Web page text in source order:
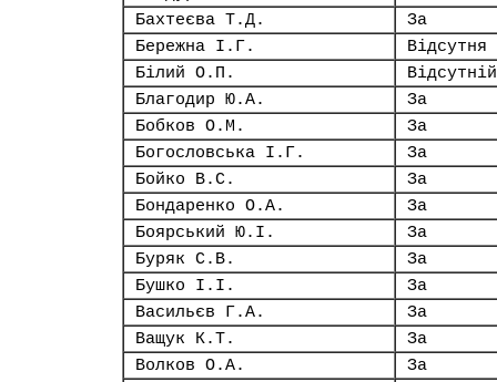
Бахтеєва Т.Д.
За
Бережна І.Г.
Відсутня
Білий О.П.
Відсутній
Благодир Ю.А.
За
Бобков О.М.
За
Богословська І.Г.
За
Бойко В.С.
За
Бондаренко О.А.
За
Боярський Ю.І.
За
Буряк С.В.
За
Бушко І.І.
За
Васильєв Г.А.
За
Ващук К.Т.
За
Волков О.А.
За